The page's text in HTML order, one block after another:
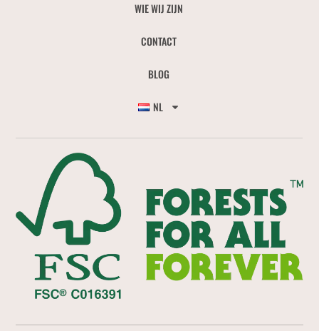
WIE WIJ ZIJN
CONTACT
BLOG
NL